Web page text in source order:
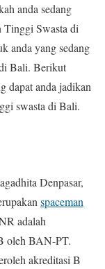
anda sedang
Tinggi Swasta di
anda yang sedang
Bali. Berikut
dapat anda jadikan
swasta di Bali.
Denpasar,
spaceman
adalah
oleh BAN-PT.
akreditasi B